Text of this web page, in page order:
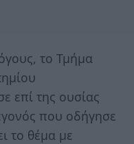
το Τμήμα
επί της ουσίας
που οδήγησε
το θέμα με